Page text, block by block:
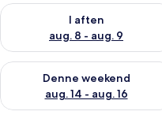
I aften
aug. 8 - aug. 9
Tjek tilgængelighed for i
Denne weekend
aug. 14 - aug. 16
Tjek tilgængelighed for